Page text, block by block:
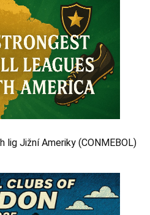
Jižní Ameriky (CONMEBOL)